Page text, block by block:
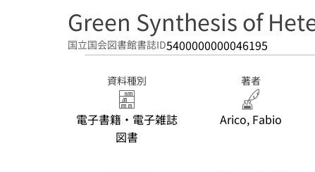
Green Synthesis of
国立国会図書館書誌ID5400000000046195
資料種別
電子書籍・電子雑誌
図書
著者
Arico, Fabio